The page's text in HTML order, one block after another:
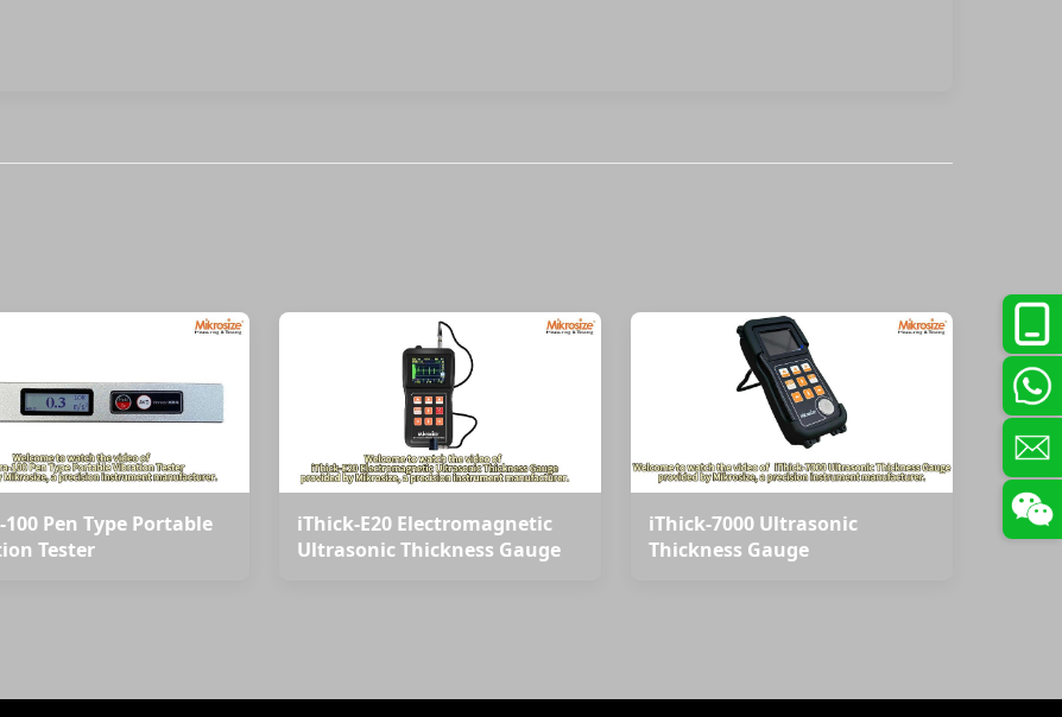
Pen Type Portable
Tester
iThick-E20 Electromagnetic
Ultrasonic Thickness Gauge
iThick-7000 Ultrasonic
Thickness Gauge